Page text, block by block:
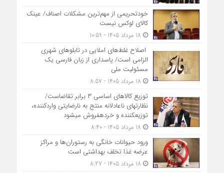
خودتحریمی از مهم‌ترین مشکلات اصناف/ عینک
کالای لوکس نیست
اصلاح غلط‌های املایی در تابلوهای شهری
الزامی است/ پاسداری از زبان فارسی یک
مسئولیت ملی
توزیع کالاهای اساسی ۳ برابر تقاضاست/
نظارت‎های ناعادلانه منتج به نارضایتی واردکننده،
توزیع‎کننده و خرده‎فروش می‎شود
ورود حیوانات خانگی به رستوران‌ها و مراکز
عرضه غذا تخلف بهداشتی است